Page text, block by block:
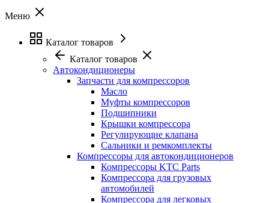
Меню
Каталог товаров
Каталог товаров
Автокондиционеры
Запчасти для компрессоров
Масло
Муфты компрессоров
Подшипники
Крышки компрессора
Регулирующие клапана
Сальники и ремкомплекты
Компрессоры для автокондиционеров
Компрессоры KTC Parts
Компрессора для грузовых
автомобилей
Компрессора для легковых